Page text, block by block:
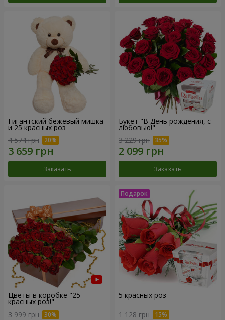
Гигантский бежевый мишка
и 25 красных роз
4 574 грн
Заказать
Букет "В День рождения, с
любовью!"
3 229 грн
Заказать
Цветы в коробке "25
красных роз!"
3 999 грн
5 красных роз
1 128 грн